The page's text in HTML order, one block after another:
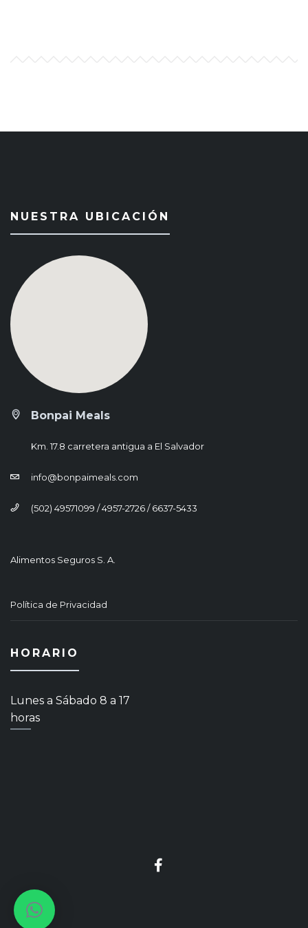
NUESTRA UBICACIÓN
Bonpai Meals
Km. 17.8 carretera antigua a El Salvador
info@bonpaimeals.com
(502) 49571099 / 4957-2726 / 6637-5433
Alimentos Seguros S. A.
Política de Privacidad
HORARIO
Lunes a Sábado 8 a 17
horas